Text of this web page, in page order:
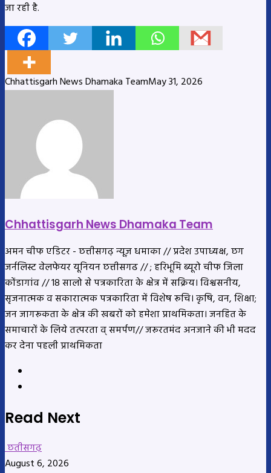
जा रही है.
Chhattisgarh News Dhamaka TeamMay 31, 2026
Chhattisgarh News Dhamaka Team
अमन चीफ एडिटर - छत्तीसगढ़ न्यूज़ धमाका // प्रदेश उपाध्यक्ष, छग
जर्नलिस्ट वेलफेयर यूनियन छत्तीसगढ // ; हरिभूमि ब्यूरो चीफ जिला
कोंडागांव // 18 सालो से पत्रकारिता के क्षेत्र में सक्रिय। विश्वसनीय,
सृजनात्मक व सकारात्मक पत्रकारिता में विशेष रूचि। कृषि, वन, शिक्षा;
जन जागरूकता के क्षेत्र की खबरों को हमेशा प्राथमिकता। जनहित के
समाचारों के लिये तत्परता व् समर्पण// जरूरतमंद अनजाने की भी मदद
कर देना पहली प्राथमिकता
Read Next
छतीसगढ़
August 6, 2026